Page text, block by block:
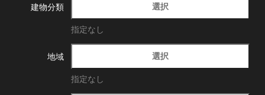
建物分類 選択
指定なし
地域 選択
指定なし